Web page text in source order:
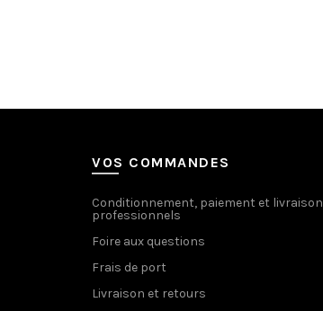
VOS COMMANDES
Conditionnement, paiement et livraison
professionnels
Foire aux questions
Frais de port
Livraison et retours